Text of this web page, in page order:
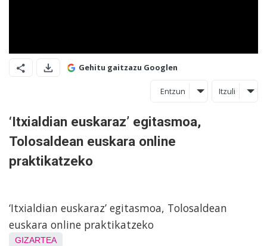
Gehitu gaitzazu Googlen
Entzun Itzuli
‘Itxialdian euskaraz’ egitasmoa,
Tolosaldean euskara online
praktikatzeko
‘Itxialdian euskaraz’ egitasmoa, Tolosaldean
euskara online praktikatzeko
GIZARTEA